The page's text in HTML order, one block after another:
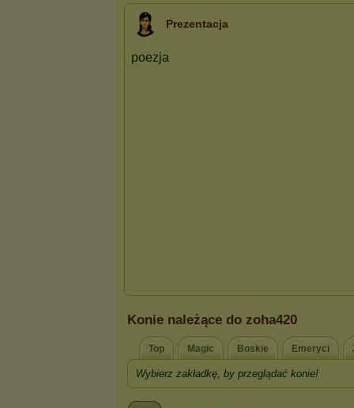
Prezentacja
Konie należące do zoha420
Top Magic Boskie Emeryci
Wybierz zakładkę, by przeglądać konie!